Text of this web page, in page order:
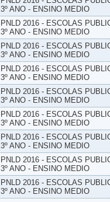
3º ANO - ENSINO MEDIO
PNLD 2016 - ESCOLAS
3º ANO - ENSINO MEDIO
PNLD 2016 - ESCOLAS
3º ANO - ENSINO MEDIO
PNLD 2016 - ESCOLAS
3º ANO - ENSINO MEDIO
PNLD 2016 - ESCOLAS
3º ANO - ENSINO MEDIO
PNLD 2016 - ESCOLAS
3º ANO - ENSINO MEDIO
PNLD 2016 - ESCOLAS
3º ANO - ENSINO MEDIO
PNLD 2016 - ESCOLAS
3º ANO - ENSINO MEDIO
PNLD 2016 - ESCOLAS
3º ANO - ENSINO MEDIO